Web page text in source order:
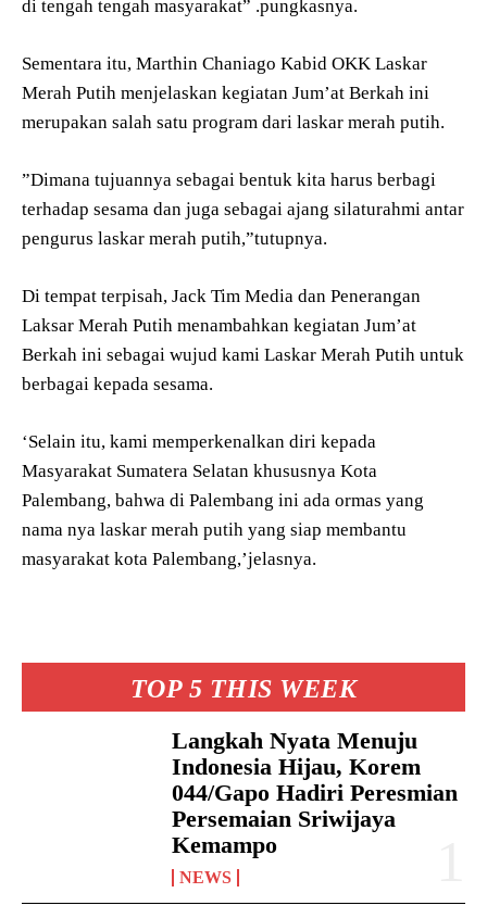
TOP 5 THIS WEEK
Langkah Nyata Menuju
Indonesia Hijau, Korem
044/Gapo Hadiri Peresmian
Persemaian Sriwijaya
Kemampo
NEWS
di tengah tengah masyarakat” .pungkasnya.
Sementara itu, Marthin Chaniago Kabid OKK Laskar
Merah Putih menjelaskan kegiatan Jum’at Berkah ini
merupakan salah satu program dari laskar merah putih.
”Dimana tujuannya sebagai bentuk kita harus berbagi
terhadap sesama dan juga sebagai ajang silaturahmi antar
pengurus laskar merah putih,”tutupnya.
Di tempat terpisah, Jack Tim Media dan Penerangan
Laksar Merah Putih menambahkan kegiatan Jum’at
Berkah ini sebagai wujud kami Laskar Merah Putih untuk
berbagai kepada sesama.
‘Selain itu, kami memperkenalkan diri kepada
Masyarakat Sumatera Selatan khususnya Kota
Palembang, bahwa di Palembang ini ada ormas yang
nama nya laskar merah putih yang siap membantu
masyarakat kota Palembang,’jelasnya.